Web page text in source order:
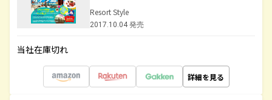
Resort Style
2017.10.04 発売
当社在庫切れ
詳細を見る